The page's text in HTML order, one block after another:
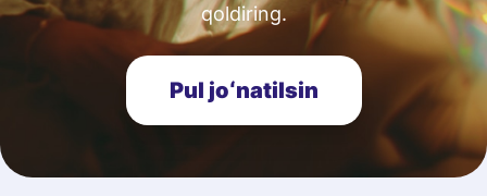
qoldiring.
Pul joʻnatilsin